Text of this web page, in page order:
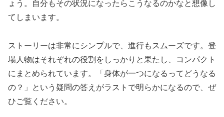
ょう。自分もその状況になったらこうなるのかなと想像し
てしまいます。
ストーリーは非常にシンプルで、進行もスムーズです。登
場人物はそれぞれの役割をしっかりと果たし、コンパクト
にまとめられています。「身体が一つになるってどうなる
の？」という疑問の答えがラストで明らかになるので、ぜ
ひご覧ください。